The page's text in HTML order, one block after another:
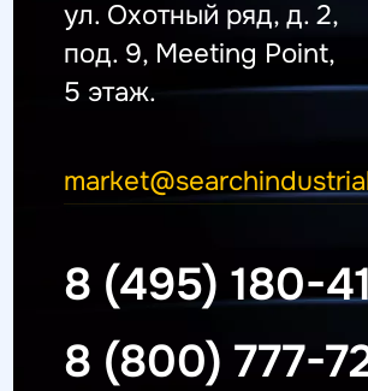
ул. Охотный ряд, д. 2,
под. 9, Meeting Point,
5 этаж.
8 (495) 180-
8 (800) 777-